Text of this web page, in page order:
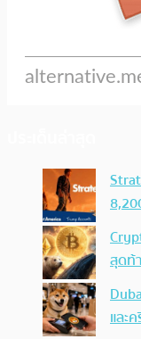
สุดท้
และ